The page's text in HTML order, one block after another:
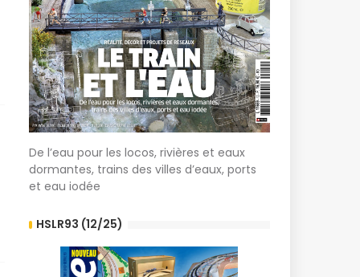
De l’eau pour les locos, rivières et eaux
dormantes, trains des villes d’eaux, ports
et eau iodée
HSLR93 (12/25)